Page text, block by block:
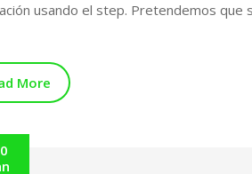
usando el step. Pretendemos que
More